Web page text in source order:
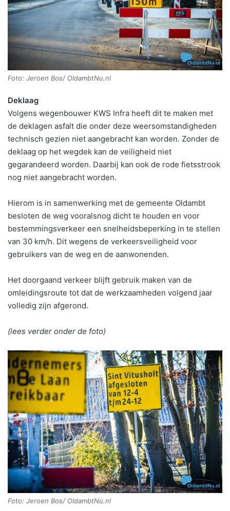
Foto: Jeroen Bos/ OldambtNu.nl
Deklaag
Volgens wegenbouwer KWS Infra heeft dit te maken met
de deklagen asfalt die onder deze weersomstandigheden
technisch gezien niet aangebracht kan worden. Zonder de
deklaag op het wegdek kan de veiligheid niet
gegarandeerd worden. Daarbij kan ook de rode fietsstrook
nog niet aangebracht worden.
Hierom is in samenwerking met de gemeente Oldambt
besloten de weg vooralsnog dicht te houden en voor
bestemmingsverkeer een snelheidsbeperking in te stellen
van 30 km/h. Dit wegens de verkeersveiligheid voor
gebruikers van de weg en de aanwonenden.
Het doorgaand verkeer blijft gebruik maken van de
omleidingsroute tot dat de werkzaamheden volgend jaar
volledig zijn afgerond.
(lees verder onder de foto)
Foto: Jeroen Bos/ OldambtNu.nl